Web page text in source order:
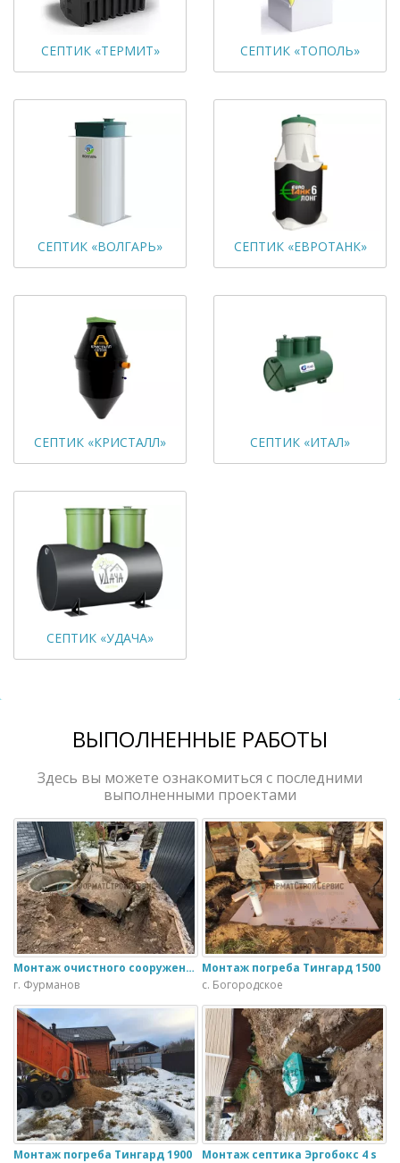
СЕПТИК «ТЕРМИТ» СЕПТИК «ТОПОЛЬ»
СЕПТИК «ВОЛГАРЬ» СЕПТИК «ЕВРОТАНК»
СЕПТИК «КРИСТАЛЛ» СЕПТИК «ИТАЛ»
СЕПТИК «УДАЧА»
ВЫПОЛНЕННЫЕ РАБОТЫ
Здесь вы можете ознакомиться с последними
выполненными проектами
Монтаж очистного сооружения Тверь - 1.1ПН в загородном доме
г. Фурманов
Монтаж погреба Тингард 1500
с. Богородское
Монтаж погреба Тингард 1900 Монтаж септика Эргобокс 4 s